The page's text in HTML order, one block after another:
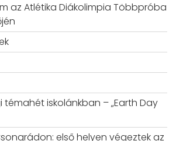
az Atlétika Diákolimpia Többpróba
iskolánkban – „Earth Day
első helyen végeztek az